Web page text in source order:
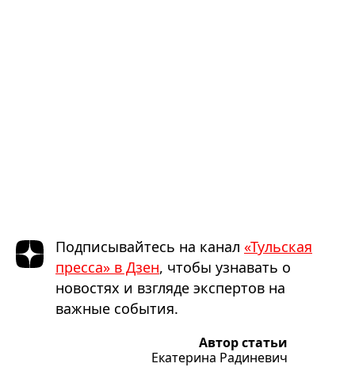
Подписывайтесь на канал «Тульская
пресса» в Дзен, чтобы узнавать о
новостях и взгляде экспертов на
важные события.
Автор статьи
Екатерина Радиневич